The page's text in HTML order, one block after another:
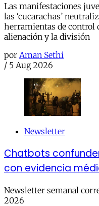
Las manifestaciones
las ‘cucarachas’
herramientas de control
alienación y la división
por Aman Sethi
/ 5 Aug 2026
Newsletter
Chatbots
con evidencia
Newsletter semanal
2026